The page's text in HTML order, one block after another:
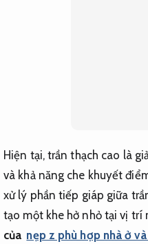
Hiện tại, trần thạch cao là
và khả năng che khuyết
xử lý phần tiếp giáp giữa
tạo một khe hở nhỏ tại vị trí
của nẹp z phù hợp nhà ở